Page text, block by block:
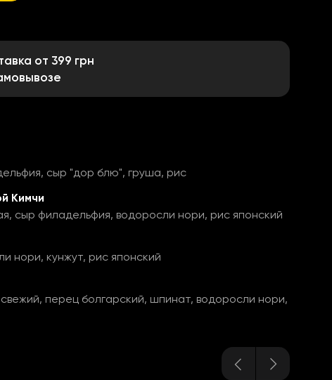
от 399 грн
сыр "дор блю", груша, рис
Кимчи
сыр филадельфия, водоросли нори, рис японский
нори, кунжут, рис японский
перец болгарский, шпинат, водоросли нори,